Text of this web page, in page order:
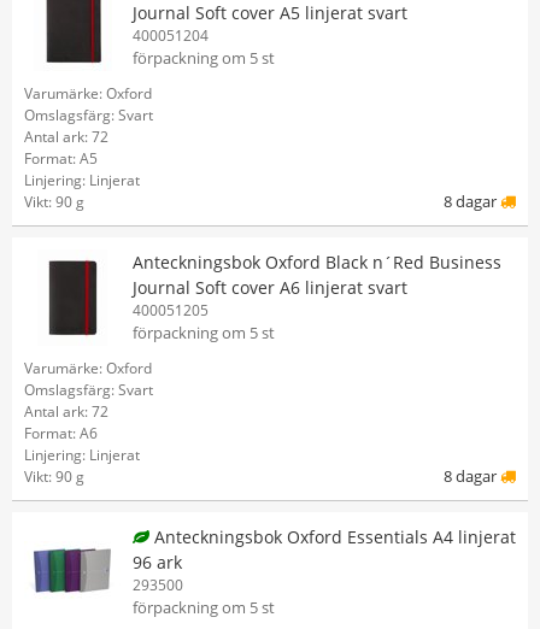
Journal Soft cover A5 linjerat svart
400051204
förpackning om 5 st
Varumärke: Oxford
Omslagsfärg: Svart
Antal ark: 72
Format: A5
Linjering: Linjerat
Vikt: 90 g
8 dagar
Anteckningsbok Oxford Black n´Red Business
Journal Soft cover A6 linjerat svart
400051205
förpackning om 5 st
Varumärke: Oxford
Omslagsfärg: Svart
Antal ark: 72
Format: A6
Linjering: Linjerat
Vikt: 90 g
8 dagar
Anteckningsbok Oxford Essentials A4 linjerat
96 ark
293500
förpackning om 5 st